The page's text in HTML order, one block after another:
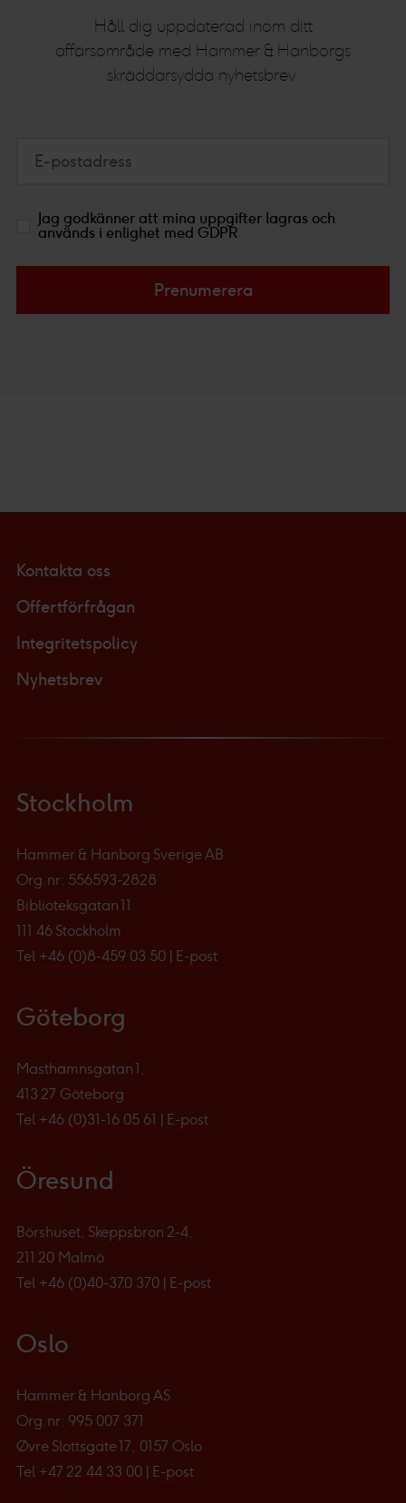
Håll dig uppdaterad inom ditt
affärsområde med Hammer & Hanborgs
skräddarsydda nyhetsbrev.
E-postadress
Jag godkänner att mina uppgifter lagras och
används i enlighet med GDPR
Prenumerera
Kontakta oss
Offertförfrågan
Integritetspolicy
Nyhetsbrev
Stockholm
Hammer & Hanborg Sverige AB
Org.nr: 556593-2828
Biblioteksgatan 11
111 46 Stockholm
Tel +46 (0)8-459 03 50 | E-post
Göteborg
Masthamnsgatan 1,
413 27 Göteborg
Tel +46 (0)31-16 05 61 | E-post
Öresund
Börshuset, Skeppsbron 2-4,
211 20 Malmö
Tel +46 (0)40-370 370 | E-post
Oslo
Hammer & Hanborg AS
Org.nr: 995 007 371
Øvre Slottsgate 17, 0157 Oslo
Tel +47 22 44 33 00 | E-post